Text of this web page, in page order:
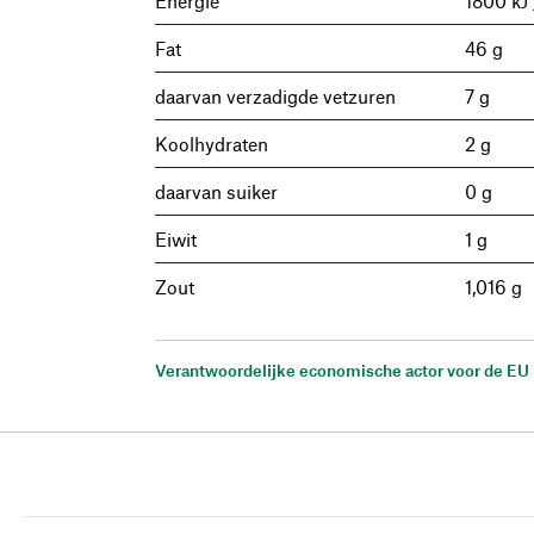
Fat 46 g
daarvan verzadigde vetzuren 7 g
Koolhydraten 2 g
daarvan suiker 0 g
Eiwit 1 g
Zout 1,016 g
Verantwoordelijke economische actor voor de EU